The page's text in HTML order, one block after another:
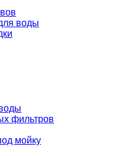
воды
фильтров
мойку